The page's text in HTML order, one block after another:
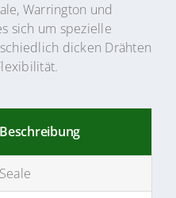
Warrington und
sich um spezielle
dicken Drähten
Beschreibung
Seale